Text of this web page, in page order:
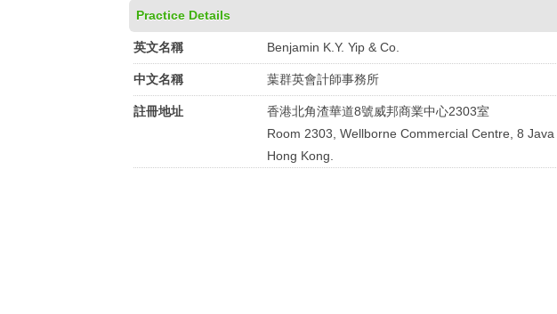
Practice Details
英文名稱 Benjamin K.Y. Yip & Co.
中文名稱 葉群英會計師事務所
註冊地址
香港北角渣華道8號威邦商業中心2303室
Room 2303, Wellborne Commercial Centre, 8 Java
Hong Kong.